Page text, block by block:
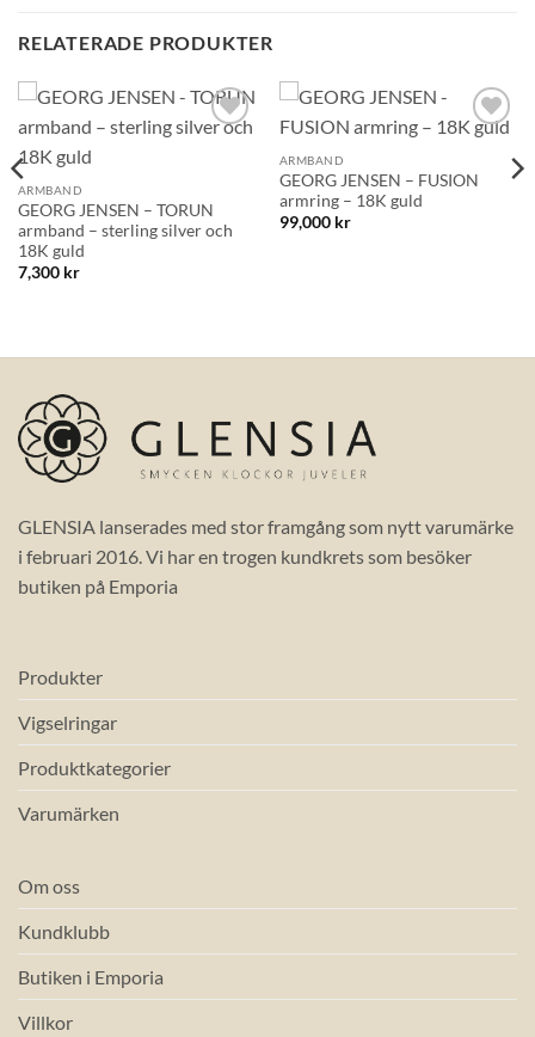
RELATERADE PRODUKTER
ARMBAND
GEORG JENSEN – TORUN
armband – sterling silver och
18K guld
7,300 kr
Lägg till i
ARMBAND
GEORG JENSEN – FUSION
armring – 18K guld
99,000 kr
GLENSIA lanserades med stor framgång som nytt varumärke
i februari 2016. Vi har en trogen kundkrets som besöker
butiken på Emporia
Produkter
Vigselringar
Produktkategorier
Varumärken
Om oss
Kundklubb
Butiken i Emporia
Villkor